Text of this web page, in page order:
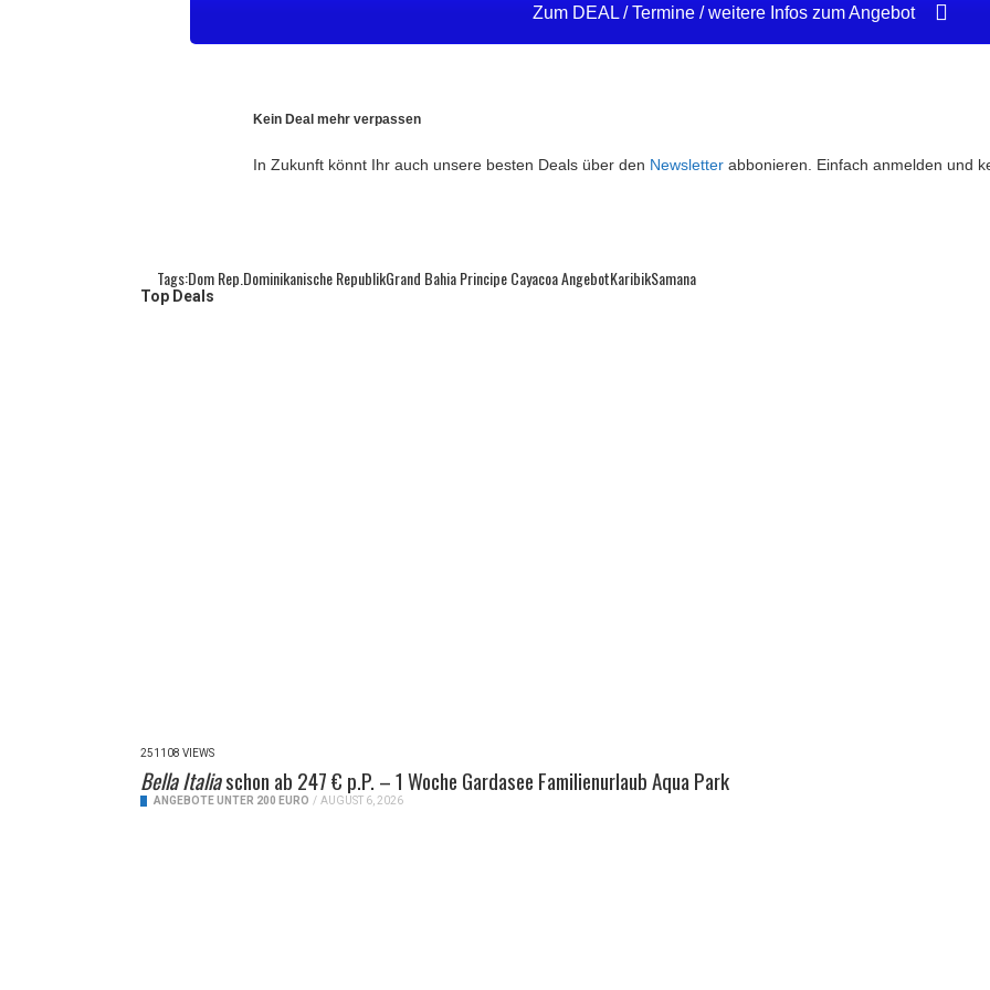
Zum DEAL / Termine / weitere Infos zum Angebot
Kein Deal mehr verpassen
In Zukunft könnt Ihr auch unsere besten Deals über den Newsletter abbonieren. Einfach anmelden und
Tags:Dom Rep. Dominikanische RepublikGrand Bahia Principe Cayacoa AngebotKaribikSamana
Top Deals
251108 VIEWS
Bella Italiaschon ab 247 € p.P. – 1 Woche Gardasee Familienurlaub Aqua Park
ANGEBOTE UNTER 200 EURO / AUGUST 6, 2026